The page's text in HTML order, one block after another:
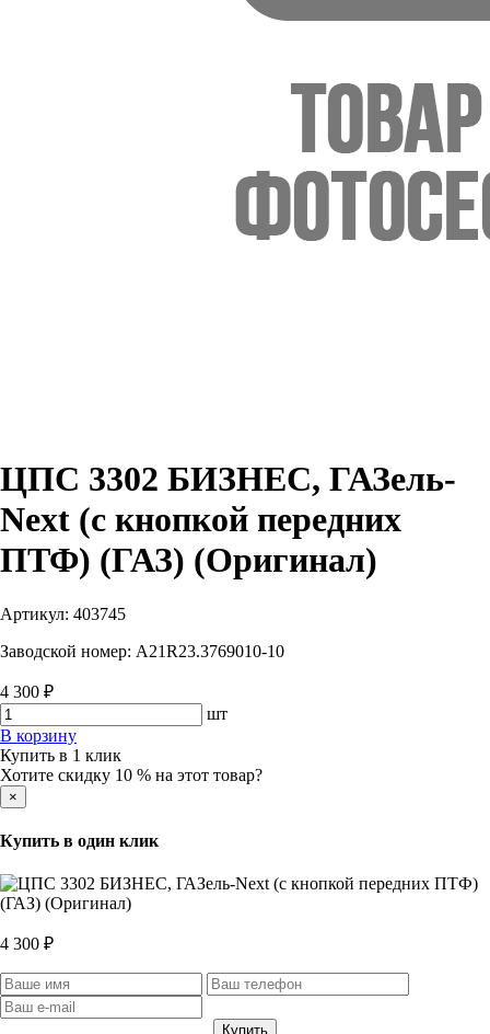
ЦПС 3302 БИЗНЕС, ГАЗель-
Next (с кнопкой передних
ПТФ) (ГАЗ) (Оригинал)
Артикул: 403745
Заводской номер: A21R23.3769010-10
4 300 ₽
шт
В корзину
Купить в 1 клик
Хотите скидку 10 % на этот товар?
×
Купить в один клик
4 300 ₽